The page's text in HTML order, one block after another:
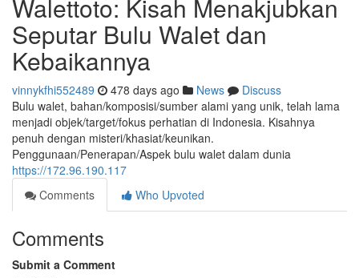
Walettoto: Kisah Menakjubkan
Seputar Bulu Walet dan
Kebaikannya
vinnykfhi552489 478 days ago News
Discuss
Bulu walet, bahan/komposisi/sumber alami yang unik, telah lama
menjadi objek/target/fokus perhatian di Indonesia. Kisahnya
penuh dengan misteri/khasiat/keunikan.
Penggunaan/Penerapan/Aspek bulu walet dalam dunia
https://172.96.190.117
Comments
Who Upvoted
Comments
Submit a Comment